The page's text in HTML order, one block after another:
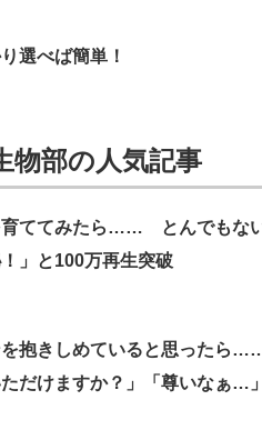
選べば簡単！
物部の人気記事
ててみたら…… とんでもな
」と100万再生突破
抱きしめていると思ったら
だけますか？」「尊いなぁ…」